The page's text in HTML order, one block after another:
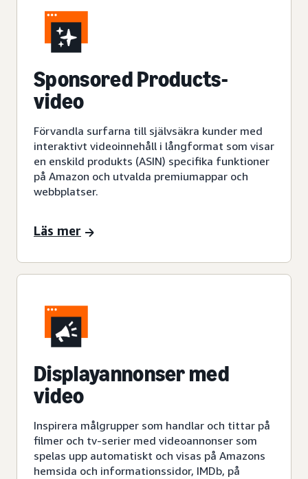
Sponsored Products-
video
Förvandla surfarna till självsäkra kunder med
interaktivt videoinnehåll i långformat som visar
en enskild produkts (ASIN) specifika funktioner
på Amazon och utvalda premiumappar och
webbplatser.
Läs mer
Displayannonser med
video
Inspirera målgrupper som handlar och tittar på
filmer och tv-serier med videoannonser som
spelas upp automatiskt och visas på Amazons
hemsida och informationssidor, IMDb, på